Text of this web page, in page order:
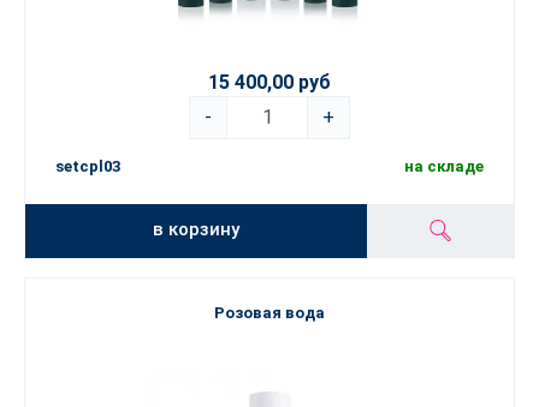
15 400,00 руб
-
+
setcpl03 на складе
в корзину
Розовая вода